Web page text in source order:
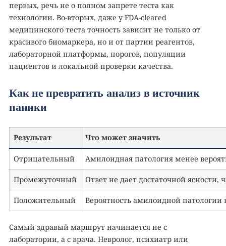
первых, речь не о полном запрете теста как
технологии. Во-вторых, даже у FDA-cleared
медицинского теста точность зависит не только от
красивого биомаркера, но и от партии реагентов,
лабораторной платформы, порогов, популяции
пациентов и локальной проверки качества.
Как не превратить анализ в источник
паники
Результат Что может значить
Отрицательный Амилоидная патология менее
Промежуточный Ответ не дает достаточной
Положительный Вероятность амилоидной
Самый здравый маршрут начинается не с
лаборатории, а с врача. Невролог, психиатр или